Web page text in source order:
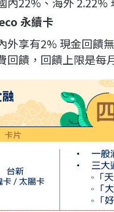
永續卡
外享有2% 現金回饋
回饋，回饋上限是每